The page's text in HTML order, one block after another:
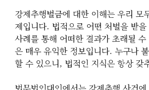
강제추행벌금에 대한 이해는 우리 모
제입니다. 법적으로 어떤 처벌을 받
사례를 통해 어떠한 결과가 초래될 수
은 매우 유익한 정보입니다. 누구나
할 수 있으니, 법적인 지식은 항상 갖